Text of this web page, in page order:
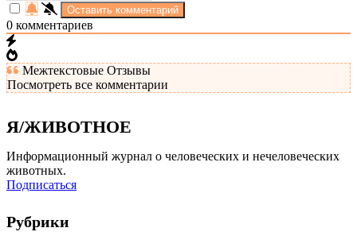
0 комментариев
Межтекстовые Отзывы
Посмотреть все комментарии
Я/ЖИВОТНОЕ
Информационный журнал о человеческих и нечеловеческих
животных.
Подписаться
Рубрики